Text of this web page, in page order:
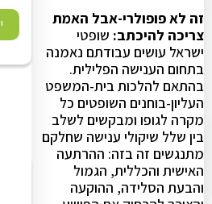
זה לא פופולרי-אבל האמת
צריכה להיכתב:שופטי
ישראל עושים עבודתם נאמנה
בתחום הענישה הפלילית.
בהתאם להלכות בית-המשפט
העליון-בוחנים השופטים כל
מקרה לגופו ומבקשים לשלב
בין שלל שיקולי ענישה שחלקם
מתנגשים זה בזה: ההרתעה
האישית והכללית, הגמול
והבעת הסלידה, ההוקעה